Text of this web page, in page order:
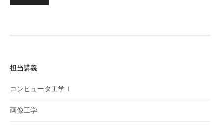
ゲ
ー
シ
担当講義
コンピュータ工学Ｉ
画像工学